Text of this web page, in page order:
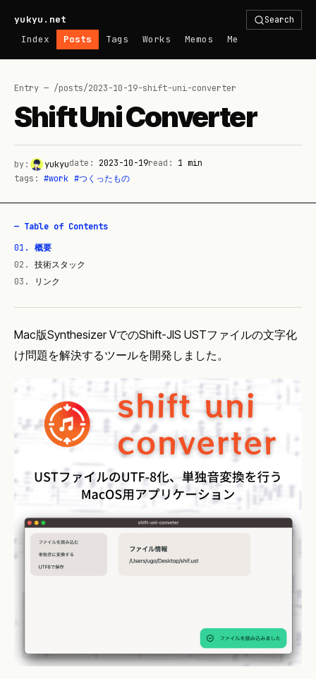
yukyu.net Search
Index Posts Tags Works Memos Me
Entry — /posts/2023-10-19-shift-uni-converter
Shift Uni Converter
by: yukyudate: 2023-10-19read: 1 min
tags: #work #つくったもの
— Table of Contents
01 .
概要
02 .
技術スタック
03 . リンク
Mac版Synthesizer VでのShift-JIS USTファイルの文字化
け問題を解決するツールを開発しました。